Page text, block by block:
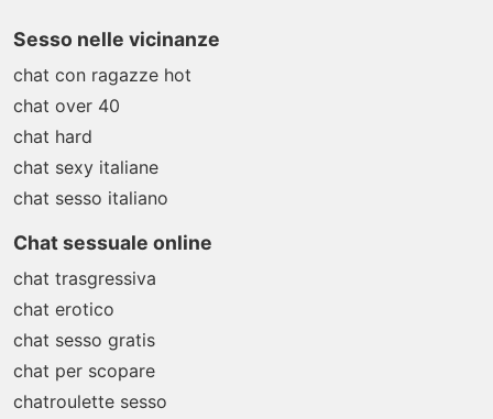
Sesso nelle vicinanze
chat con ragazze hot
chat over 40
chat hard
chat sexy italiane
chat sesso italiano
Chat sessuale online
chat trasgressiva
chat erotico
chat sesso gratis
chat per scopare
chatroulette sesso